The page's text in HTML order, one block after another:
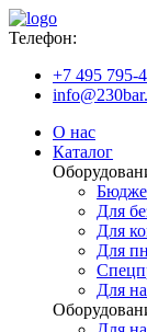
Телефон:
+7 495 795-
О нас
Каталог
Для
Для
Для
Для